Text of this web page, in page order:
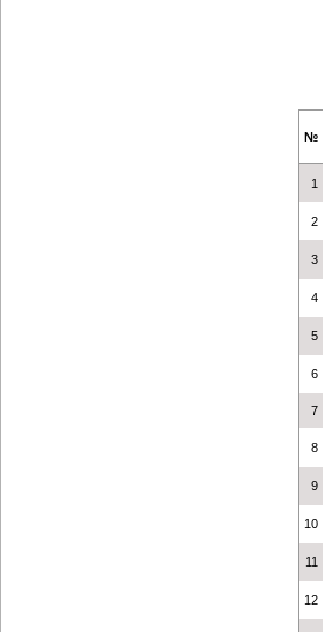
№
1
2
3
4
5
6
7
8
9
10
11
12